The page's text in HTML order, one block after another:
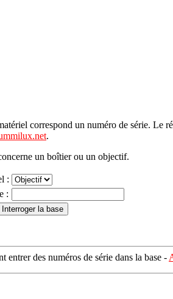
correspond un numéro de série. Le
.
un boîtier ou un objectif.
:
:
entrer des numéros de série dans la base -